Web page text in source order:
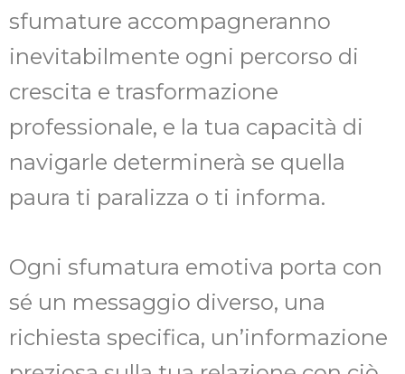
sfumature accompagneranno
inevitabilmente ogni percorso di
crescita e trasformazione
professionale, e la tua capacità di
navigarle determinerà se quella
paura ti paralizza o ti informa.
Ogni sfumatura emotiva porta con
sé un messaggio diverso, una
richiesta specifica, un’informazione